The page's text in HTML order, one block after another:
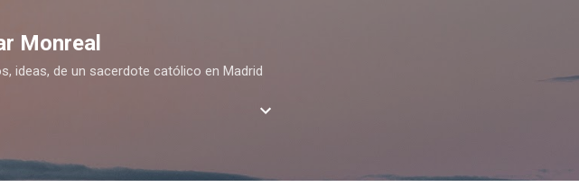
Monreal
ideas, de un sacerdote católico en Madrid